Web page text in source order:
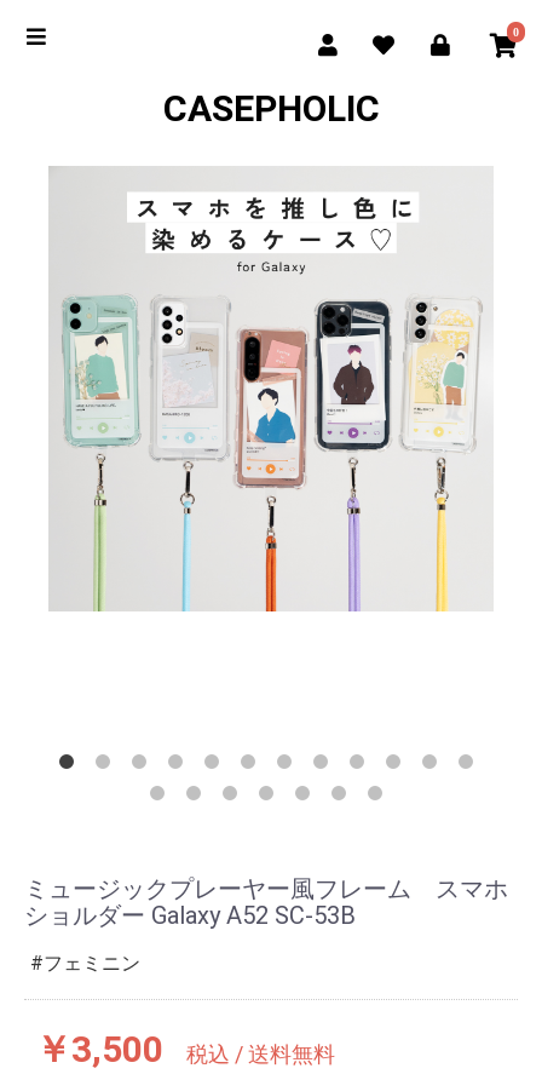
0
CASEPHOLIC
ミュージックプレーヤー風フレーム スマホ
ショルダー Galaxy A52 SC-53B
フェミニン
￥3,500 税込 / 送料無料